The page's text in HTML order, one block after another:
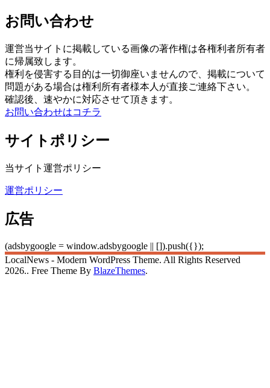
お問い合わせ
運営当サイトに掲載している画像の著作権は各権利者所有者
に帰属致します。
権利を侵害する目的は一切御座いませんので、掲載について
問題がある場合は権利所有者様本人が直接ご連絡下さい。
確認後、速やかに対応させて頂きます。
お問い合わせはコチラ
サイトポリシー
当サイト運営ポリシー
運営ポリシー
広告
(adsbygoogle = window.adsbygoogle || []).push({});
LocalNews - Modern WordPress Theme. All Rights Reserved
2026.. Free Theme By BlazeThemes.